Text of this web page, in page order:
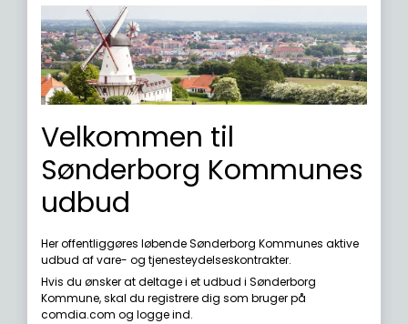
Velkommen til
Sønderborg Kommunes
udbud
Her offentliggøres løbende Sønderborg Kommunes aktive
udbud af vare- og tjenesteydelseskontrakter.
Hvis du ønsker at deltage i et udbud i Sønderborg
Kommune, skal du registrere dig som bruger på
comdia.com og logge ind.